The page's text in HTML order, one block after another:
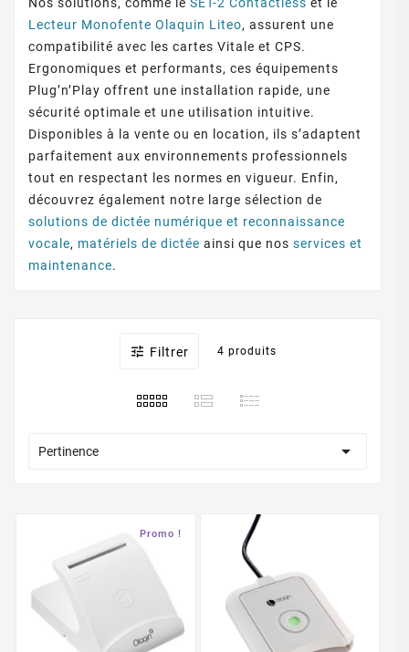
Lecteur Monofente Olaquin Liteo, assurent une
compatibilité avec les cartes Vitale et CPS.
Ergonomiques et performants, ces équipements
Plug’n’Play offrent une installation rapide, une
sécurité optimale et une utilisation intuitive.
Disponibles à la vente ou en location, ils s’adaptent
parfaitement aux environnements professionnels
tout en respectant les normes en vigueur. Enfin,
découvrez également notre large sélection de
solutions de dictée numérique et reconnaissance
vocale, matériels de dictée ainsi que nos services et
maintenance.
 Filtrer 4 produits
Pertinence 
Promo !